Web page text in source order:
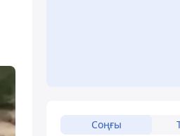
Соңғы